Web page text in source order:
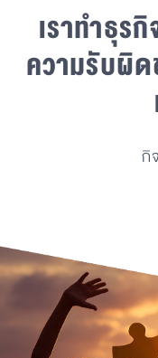
เราทำธุร
ความรับผิ
กิ